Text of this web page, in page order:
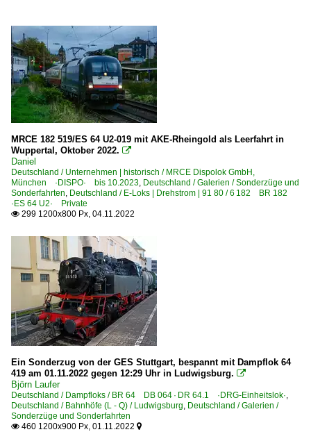
MRCE 182 519/ES 64 U2-019 mit AKE-Rheingold als Leerfahrt in
Wuppertal, Oktober 2022. 
Daniel
Deutschland / Unternehmen | historisch / MRCE Dispolok GmbH,
München ·DISPO· bis 10.2023, Deutschland / Galerien / Sonderzüge und
Sonderfahrten, Deutschland / E-Loks | Drehstrom | 91 80 / 6 182 BR 182
·ES 64 U2· Private
 299 1200x800 Px, 04.11.2022
Ein Sonderzug von der GES Stuttgart, bespannt mit Dampflok 64
419 am 01.11.2022 gegen 12:29 Uhr in Ludwigsburg. 
Björn Laufer
Deutschland / Dampfloks / BR 64 DB 064 · DR 64.1 ·DRG-Einheitslok·,
Deutschland / Bahnhöfe (L - Q) / Ludwigsburg, Deutschland / Galerien /
Sonderzüge und Sonderfahrten
 460 1200x900 Px, 01.11.2022 